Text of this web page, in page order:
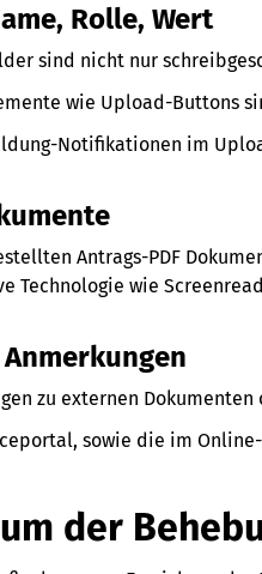
Rolle, Wert
sind nicht nur
wie Upload-Buttons
Notifikationen im
Antrags-PDF
Technologie wie
zu externen
sowie die im
der